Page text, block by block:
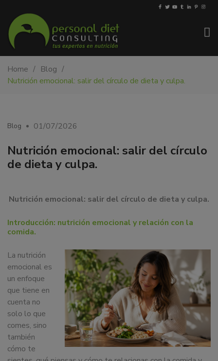
PDiet.com
–
y
dietista
Mejoramos
nutrición
de
las
también
dedicamos
a
docencia
y
formación
sobre
la
nutrición
alimentaria
tanto
para
Home
Blog
Nutrición emocional: salir del círculo de dieta y culpa.
Blog 01/07/2026
Nutrición emocional: salir del círculo
de dieta y culpa.
Nutrición emocional: salir del círculo de dieta y culpa.
Introducción: nutrición emocional y relación con la
comida.
La nutrición
emocional es
un enfoque
que tiene en
cuenta no
solo lo que
comes, sino
también
cómo te